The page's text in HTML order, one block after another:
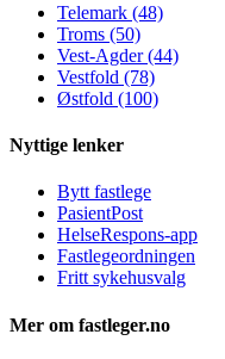
Telemark (48)
Troms (50)
Vest-Agder (44)
Vestfold (78)
Østfold (100)
Nyttige lenker
Bytt fastlege
PasientPost
HelseRespons-app
Fastlegeordningen
Fritt sykehusvalg
Mer om fastleger.no